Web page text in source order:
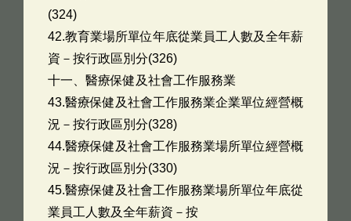
(324)
42.教育業場所單位年底從業員工人數及全年薪
資－按行政區別分(326)
十一、醫療保健及社會工作服務業
43.醫療保健及社會工作服務業企業單位經營概
況－按行政區別分(328)
44.醫療保健及社會工作服務業場所單位經營概
況－按行政區別分(330)
45.醫療保健及社會工作服務業場所單位年底從
業員工人數及全年薪資－按